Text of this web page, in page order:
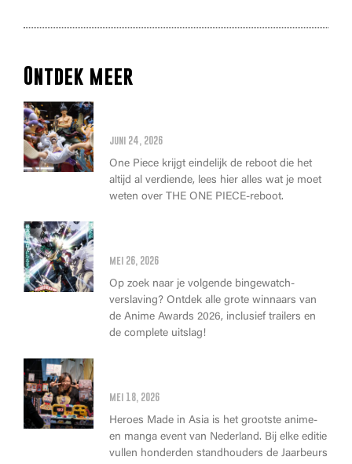
Ontdek meer
juni 24, 2026
One Piece krijgt eindelijk de reboot die het
altijd al verdiende, lees hier alles wat je moet
weten over THE ONE PIECE-reboot.
mei 26, 2026
Op zoek naar je volgende bingewatch-
verslaving? Ontdek alle grote winnaars van
de Anime Awards 2026, inclusief trailers en
de complete uitslag!
mei 18, 2026
Heroes Made in Asia is het grootste anime-
en manga event van Nederland. Bij elke editie
vullen honderden standhouders de Jaarbeurs